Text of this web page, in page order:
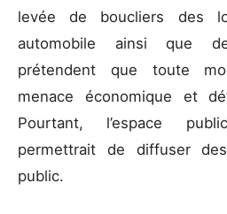
levée de boucliers des
automobile ainsi que
prétendent que toute
menace économique et
Pourtant, l’espace
permettrait de diffuser
public.